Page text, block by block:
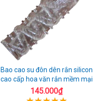
Bao cao su đôn dên rắn silicon
cao cấp hoa văn rắn mềm mại
145.000₫